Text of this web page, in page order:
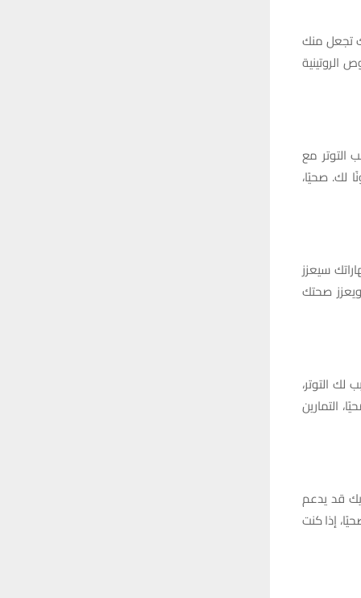
تجعل منك
الروتينية
التوتر مع
لك. صحيًا،
سيعزز
صحتك
لك التوتر،
التمارين
قد يدعم
إذا كنت